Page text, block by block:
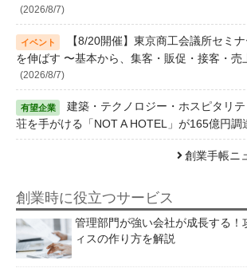
(2026/8/7)
【8/20開催】東京商工会議所セミ
を伸ばす 〜基本から、集客・販促・接客・売
(2026/8/7)
建築・テクノロジー・ホスピタリ
荘を手がける「NOT A HOTEL」が165億円調
創業手帳ニ
創業時に役立つサービス
管理部門が強い会社が成長する！
ィスの作り方を解説